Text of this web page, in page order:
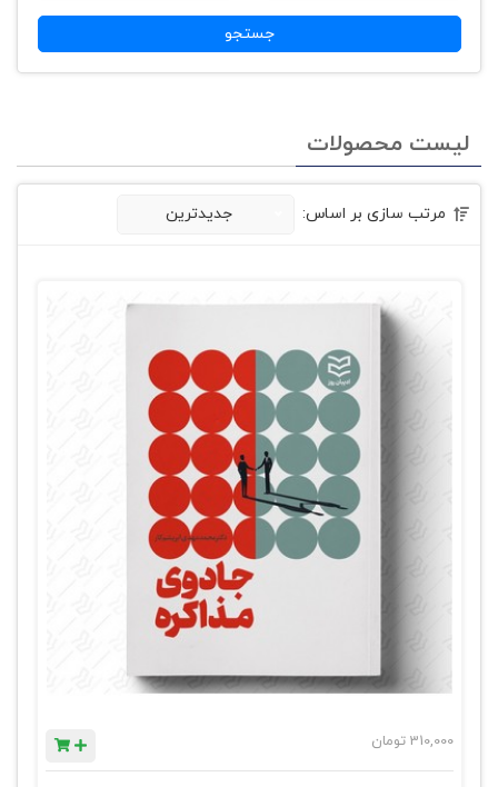
جستجو
لیست محصولات
مرتب سازی بر اساس: جدیدترین
310,000 تومان